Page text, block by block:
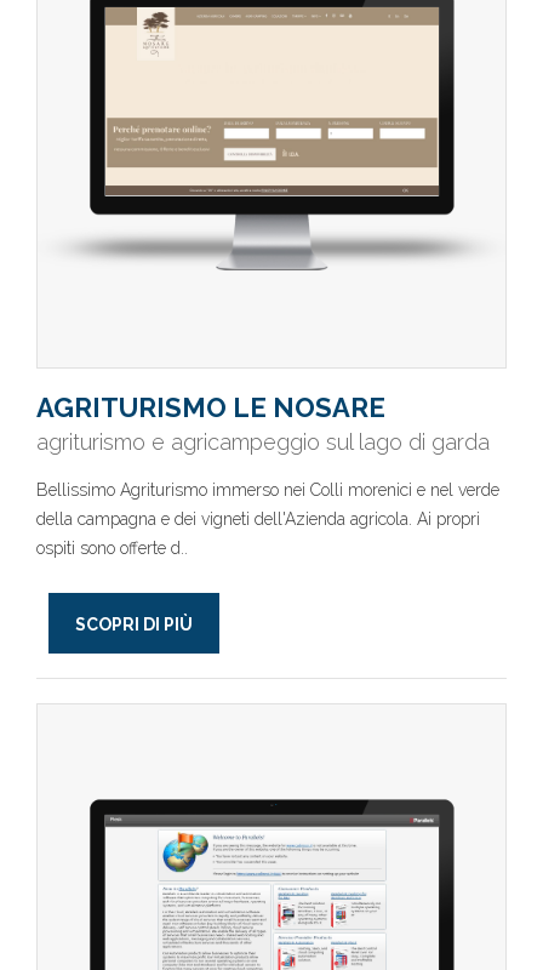
AGRITURISMO LE NOSARE
agriturismo e agricampeggio sul lago di garda
Bellissimo Agriturismo immerso nei Colli morenici e nel verde
della campagna e dei vigneti dell'Azienda agricola. Ai propri
ospiti sono offerte d..
SCOPRI DI PIÙ